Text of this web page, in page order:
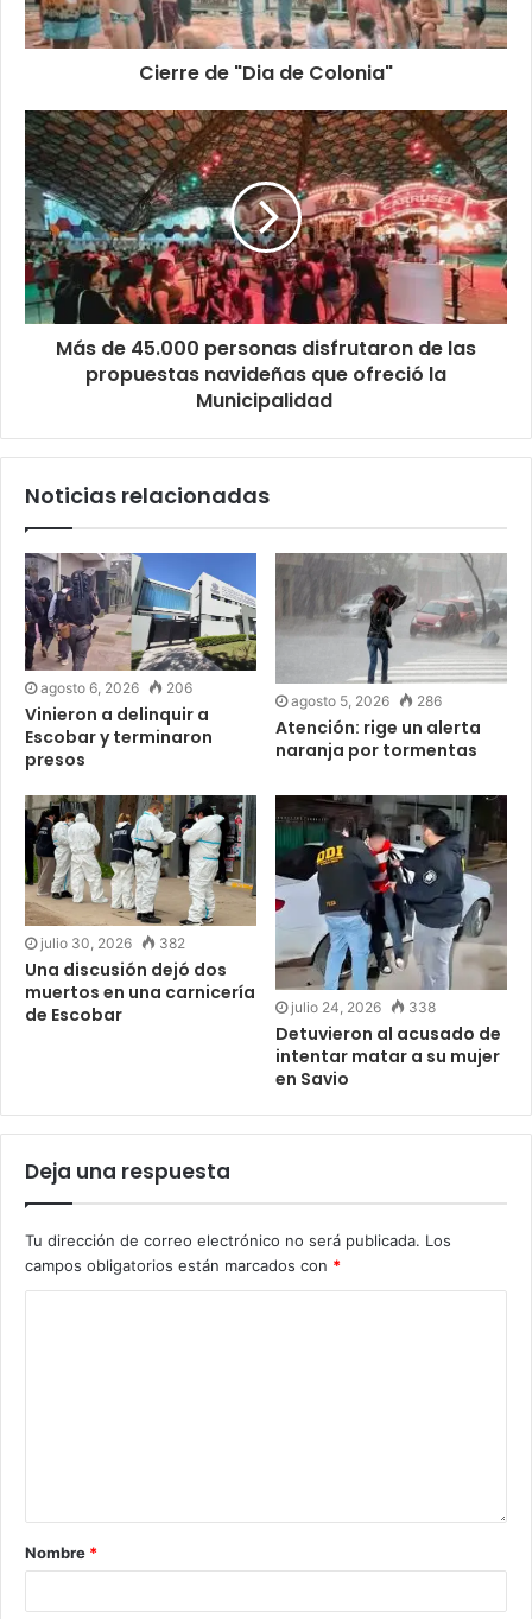
Cierre de "Dia de Colonia"
Más de 45.000 personas disfrutaron de las
propuestas navideñas que ofreció la
Municipalidad
Noticias relacionadas
agosto 6, 2026 206
Vinieron a delinquir a
Escobar y terminaron
presos
agosto 5, 2026 286
Atención: rige un alerta
naranja por tormentas
julio 30, 2026 382
Una discusión dejó dos
muertos en una carnicería
de Escobar
julio 24, 2026 338
Detuvieron al acusado de
intentar matar a su mujer
en Savio
Deja una respuesta
Tu dirección de correo electrónico no será publicada. Los
campos obligatorios están marcados con *
Nombre *